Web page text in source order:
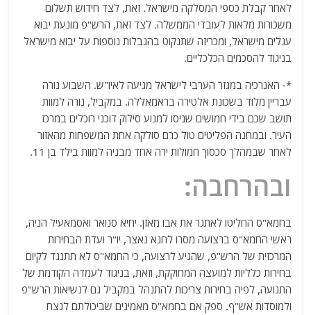
לאחר קבלת כספי המסלקה מישראל. זאת, לצד חידוש תשלום
משכורות מלאות לעובדי הממשלה. לצד זאת, הרש"פ מונעת יבוא
עגלים מישראל, ומכריזה שתנקוט בהגבלות נוספות על יבוא מישראל
בניגוד להסכמים הכלכליים.
*- האנרכיה במגזר הערבי לישראל מגיעה לאיו"ש. השבוע נורה
עבריין מלוד בשכונת אלטירה בראמאללה. במקביל, נורה למוות
תושב שכם בידי חמושים שניסו למנוע סילוק דוכני רוכלים במרכז
העיר. ובמחנה הפליטים טול כרם סולקה אחת המשפחות מהאזור
לאחר שבמהלך סכסוך חמולות ירה אחד מבניה למוות בילד בן 11.
ובהרחבה:
בחמא"ס החליטו לאתגר את אבו מאזן. יחיא סנואר ואסמאעיל הניה,
ראשי החמא"ס ברצועה מסרו לחנא נאצר, יו"ר ועדת הבחירות
המרכזית של הרש"פ, שהגיע לרצועה, כי החמא"ס לא תתנגד לקיום
בחירות כלליות למועצה המחוקקת, וזאת, בניגוד לעמדה הקודמת של
התנועה, לפיה בחירות צריכות להתנהל במקביל גם לנשיאות הרש"פ
ולמוסדות אש"ף. ספק אם בחמא"ס מאמינים שביכולתם לנצח